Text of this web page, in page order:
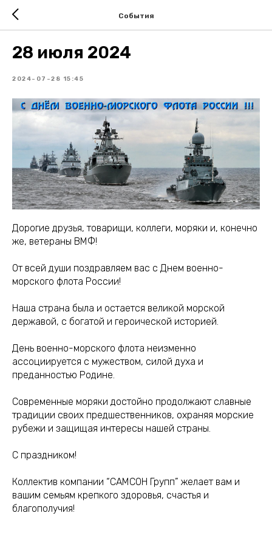
События
28 июля 2024
2024-07-28 15:45
Дорогие друзья, товарищи, коллеги, моряки и, конечно
же, ветераны ВМФ!
От всей души поздравляем вас с Днем военно-
морского флота России!
Наша страна была и остается великой морской
державой, с богатой и героической историей.
День военно-морского флота неизменно
ассоциируется с мужеством, силой духа и
преданностью Родине.
Современные моряки достойно продолжают славные
традиции своих предшественников, охраняя морские
рубежи и защищая интересы нашей страны.
С праздником!
Коллектив компании “САМСОН Групп” желает вам и
вашим семьям крепкого здоровья, счастья и
благополучия!